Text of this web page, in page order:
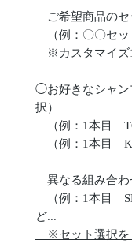
ご希望商品の
（例：〇〇セッ
※カスタマイズ
◯お好きなシャン
択）
（例：1本目
（例：1本目
異なる組み合わ
（例：1本目
ど...
※セット選択を